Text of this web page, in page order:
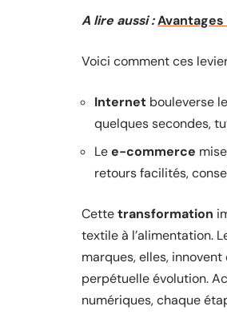
A lire aussi :
Voici comment ces
Internet bouleverse
quelques secondes,
Lee-commerce
retours facilités,
Cettetransformation
textile à l’alimentation.
marques, elles,
perpétuelle évolution.
numériques, chaque